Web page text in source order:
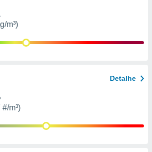
m³)
Detalhe
m³)